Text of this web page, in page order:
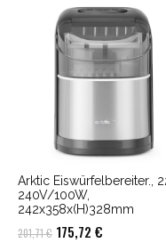
2.183,98 €
Arktic Eiswürfelbereiter.,
240V/100W,
242x358x(H)328mm
201,71€ Ursprünglicher
175,72 €